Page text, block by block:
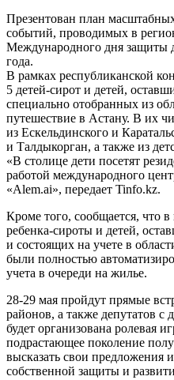
Презентован план
событий, проводимых в
Международного дня защиты
года.
В рамках республиканской
5 детей-сирот и детей,
специально отобранных из
путешествие в Астану. В их
из Ескельдинского и
и Талдыкорган, а также из
«В столице дети посетят
работой международного
«Alem.ai», передает Tinfo.kz.
Кроме того, сообщается, что
ребенка-сироты и детей,
и состоящих на учете в
были полностью
учета в очереди на жилье.
28-29 мая пройдут прямые
районов, а также депутатов с
будет организована ролевая
подрастающее поколение
высказать свои предложения
собственной защиты и